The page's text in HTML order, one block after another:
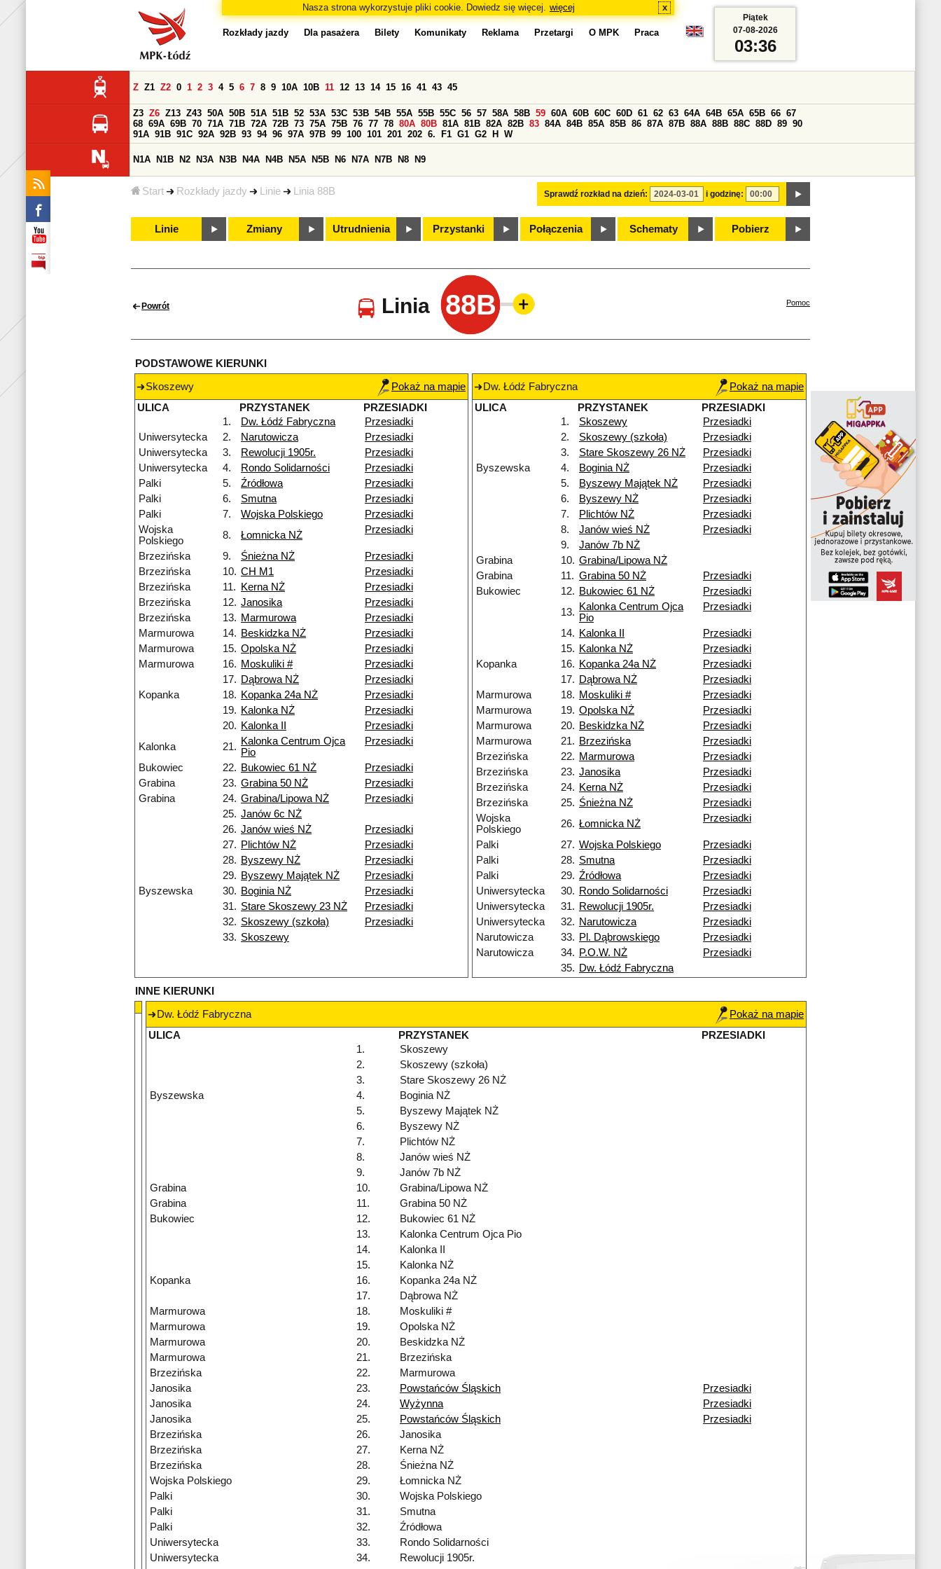
Nasza strona wykorzystuje pliki cookie. Dowiedz się więcej. więcej x
Start Rozkłady jazdy Linie Linia 88B
Rozkłady jazdy Dla pasażera Bilety Komunikaty Reklama Przetargi O MPK Praca
Sprawdź rozkład na dzień: i godzinę:
Z Z1 Z2 0 1 2 3 4 5 6 7 8 9 10A 10B 11 12 13 14 15 16 41 43 45
Z3 Z6 Z13 Z43 50A 50B 51A 51B 52 53A 53C 53B 54B 55A 55B 55C 56 57 58A 58B 59 60A 60B 60C 60D 61 62 63 64A 64B 65A 65B 66 67
68 69A 69B 70 71A 71B 72A 72B 73 75A 75B 76 77 78 80A 80B 81A 81B 82A 82B 83 84A 84B 85A 85B 86 87A 87B 88A 88B 88C 88D 89 90
91A 91B 91C 92A 92B 93 94 96 97A 97B 99 100 101 201 202 6. F1 G1 G2 H W
N1A N1B N2 N3A N3B N4A N4B N5A N5B N6 N7A N7B N8 N9
Linie Zmiany Utrudnienia Przystanki Połączenia Schematy Pobierz
Piątek
07-08-2026
03:36
Powrót Linia 88B Pomoc
PODSTAWOWE KIERUNKI
Skoszewy
Pokaż na mapie
ULICA
PRZYSTANEK
PRZESIADKI
1.
Dw. Łódź Fabryczna
Przesiadki
Uniwersytecka
2. Narutowicza
Przesiadki
Uniwersytecka
3. Rewolucji 1905r.
Przesiadki
Uniwersytecka
4. Rondo Solidarności
Przesiadki
Palki
5. Źródłowa
Przesiadki
Palki
6. Smutna
Przesiadki
Palki
7. Wojska Polskiego
Przesiadki
Wojska
Polskiego
8. Łomnicka NŻ Przesiadki
Brzezińska 9. Śnieżna NŻ
Przesiadki
Brzezińska
10. CH M1
Przesiadki
Brzezińska
11. Kerna NŻ
Przesiadki
Brzezińska
12. Janosika
Przesiadki
Brzezińska
13. Marmurowa
Przesiadki
Marmurowa
14. Beskidzka NŻ
Przesiadki
Marmurowa
15. Opolska NŻ
Przesiadki
Marmurowa
16. Moskuliki #
Przesiadki
17. Dąbrowa NŻ
Przesiadki
Kopanka
18. Kopanka 24a NŻ
Przesiadki
19. Kalonka NŻ
Przesiadki
20. Kalonka II
Przesiadki
Kalonka
21. Kalonka Centrum Ojca
Pio
Przesiadki
Bukowiec 22. Bukowiec 61 NŻ
Przesiadki
Grabina
23. Grabina 50 NŻ
Przesiadki
Grabina
24. Grabina/Lipowa NŻ
Przesiadki
25. Janów 6c NŻ
26. Janów wieś NŻ
Przesiadki
27. Plichtów NŻ
Przesiadki
28. Byszewy NŻ
Przesiadki
29. Byszewy Majątek NŻ
Przesiadki
Byszewska
30. Boginia NŻ
Przesiadki
31. Stare Skoszewy 23 NŻ
Przesiadki
32. Skoszewy (szkoła)
Przesiadki
33. Skoszewy
Dw. Łódź Fabryczna
Pokaż na mapie
ULICA
PRZYSTANEK
PRZESIADKI
1.
Skoszewy
Przesiadki
2.
Skoszewy (szkoła)
Przesiadki
3.
Stare Skoszewy 26 NŻ
Przesiadki
Byszewska
4. Boginia NŻ
Przesiadki
5.
Byszewy Majątek NŻ
Przesiadki
6.
Byszewy NŻ
Przesiadki
7.
Plichtów NŻ
Przesiadki
8.
Janów wieś NŻ
Przesiadki
9.
Janów 7b NŻ
Grabina
10. Grabina/Lipowa NŻ
Grabina
11. Grabina 50 NŻ
Przesiadki
Bukowiec
12. Bukowiec 61 NŻ
Przesiadki
13. Kalonka Centrum Ojca
Pio
Przesiadki
14. Kalonka II
Przesiadki
15. Kalonka NŻ
Przesiadki
Kopanka
16. Kopanka 24a NŻ
Przesiadki
17. Dąbrowa NŻ
Przesiadki
Marmurowa
18. Moskuliki #
Przesiadki
Marmurowa
19. Opolska NŻ
Przesiadki
Marmurowa
20. Beskidzka NŻ
Przesiadki
Marmurowa
21. Brzezińska
Przesiadki
Brzezińska
22. Marmurowa
Przesiadki
Brzezińska
23. Janosika
Przesiadki
Brzezińska
24. Kerna NŻ
Przesiadki
Brzezińska
25. Śnieżna NŻ
Przesiadki
Wojska
Polskiego
26. Łomnicka NŻ Przesiadki
Palki 27. Wojska Polskiego
Przesiadki
Palki
28. Smutna
Przesiadki
Palki
29. Źródłowa
Przesiadki
Uniwersytecka
30. Rondo Solidarności
Przesiadki
Uniwersytecka
31. Rewolucji 1905r.
Przesiadki
Uniwersytecka
32. Narutowicza
Przesiadki
Narutowicza
33. Pl. Dąbrowskiego
Przesiadki
Narutowicza
34. P.O.W. NŻ
Przesiadki
35. Dw. Łódź Fabryczna
INNE KIERUNKI
Dw. Łódź Fabryczna
Pokaż na mapie
ULICA
PRZYSTANEK
PRZESIADKI
1.
Skoszewy
2.
Skoszewy (szkoła)
3.
Stare Skoszewy 26 NŻ
Byszewska
4.
Boginia NŻ
5.
Byszewy Majątek NŻ
6.
Byszewy NŻ
7.
Plichtów NŻ
8.
Janów wieś NŻ
9.
Janów 7b NŻ
Grabina
10.
Grabina/Lipowa NŻ
Grabina
11.
Grabina 50 NŻ
Bukowiec
12.
Bukowiec 61 NŻ
13.
Kalonka Centrum Ojca Pio
14.
Kalonka II
15.
Kalonka NŻ
Kopanka
16.
Kopanka 24a NŻ
17.
Dąbrowa NŻ
Marmurowa
18.
Moskuliki #
Marmurowa
19.
Opolska NŻ
Marmurowa
20.
Beskidzka NŻ
Marmurowa
21.
Brzezińska
Brzezińska
22.
Marmurowa
Janosika
23. Powstańców Śląskich
Przesiadki
Janosika
24. Wyżynna
Przesiadki
Janosika
25. Powstańców Śląskich
Przesiadki
Brzezińska
26.
Janosika
Brzezińska
27.
Kerna NŻ
Brzezińska
28.
Śnieżna NŻ
Wojska Polskiego
29.
Łomnicka NŻ
Palki
30.
Wojska Polskiego
Palki
31.
Smutna
Palki
32.
Źródłowa
Uniwersytecka
33.
Rondo Solidarności
Uniwersytecka
34.
Rewolucji 1905r.